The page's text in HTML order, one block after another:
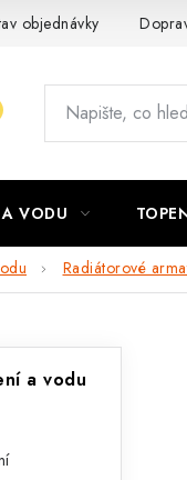
objednávky
VODU
Radiátorové
a vodu